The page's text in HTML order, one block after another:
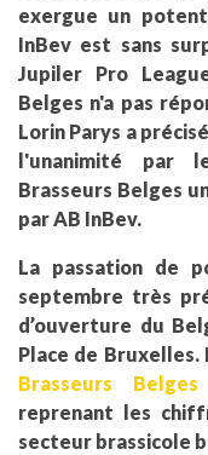
exergue un
InBev est sans
Jupiler Pro
Belges n'a pas
Lorin Parys a
l'unanimité par
Brasseurs Belges
par AB InBev.
La passation de
septembre très
d’ouverture du
Place de Bruxelles.
Brasseurs
reprenant les
secteur brassicole